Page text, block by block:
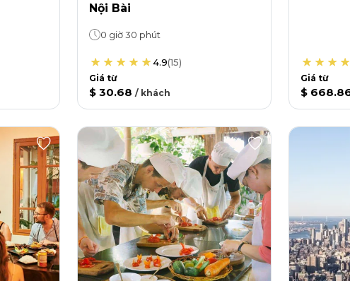
Nội Bài
0 giờ 30 phút
4.9(15)
Giá từ
$ 30.68 / khách
Giá từ
$